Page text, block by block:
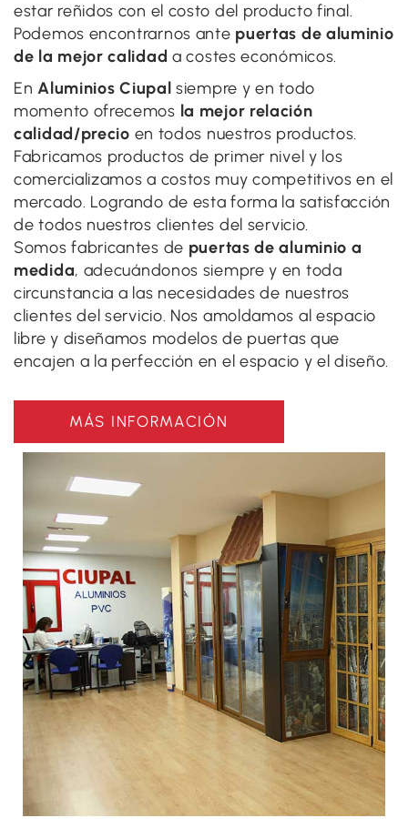
estar reñidos con el costo del producto final.
Podemos encontrarnos ante puertas de aluminio
de la mejor calidad a costes económicos.
En Aluminios Ciupal siempre y en todo
momento ofrecemos la mejor relación
calidad/precio en todos nuestros productos.
Fabricamos productos de primer nivel y los
comercializamos a costos muy competitivos en el
mercado. Logrando de esta forma la satisfacción
de todos nuestros clientes del servicio.
Somos fabricantes de puertas de aluminio a
medida, adecuándonos siempre y en toda
circunstancia a las necesidades de nuestros
clientes del servicio. Nos amoldamos al espacio
libre y diseñamos modelos de puertas que
encajen a la perfección en el espacio y el diseño.
MÁS INFORMACIÓN